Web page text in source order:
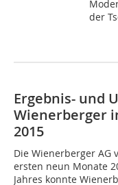
der
Ergebnis- und
Wienerberger
2015
Die Wienerberger
ersten neun Monate
Jahres konnte